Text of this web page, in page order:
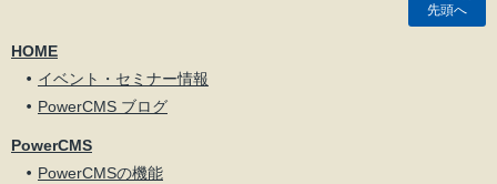
先頭へ
HOME
イベント・セミナー情報
PowerCMS ブログ
PowerCMS
PowerCMSの機能